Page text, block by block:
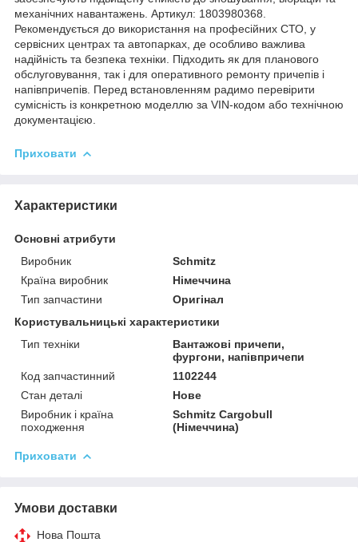
механічних навантажень. Артикул: 1803980368.
Рекомендується до використання на професійних СТО, у
сервісних центрах та автопарках, де особливо важлива
надійність та безпека техніки. Підходить як для планового
обслуговування, так і для оперативного ремонту причепів і
напівпричепів. Перед встановленням радимо перевірити
сумісність із конкретною моделлю за VIN-кодом або технічною
документацією.
Приховати
Характеристики
Основні атрибути
Виробник
Schmitz
Країна виробник
Німеччина
Тип запчастини
Оригінал
Користувальницькі характеристики
Тип техніки
Вантажові причепи,
фургони, напівпричепи
Код запчастинний
1102244
Стан деталі
Нове
Виробник і країна
походження
Schmitz Cargobull
(Німеччина)
Приховати
Умови доставки
Нова Пошта